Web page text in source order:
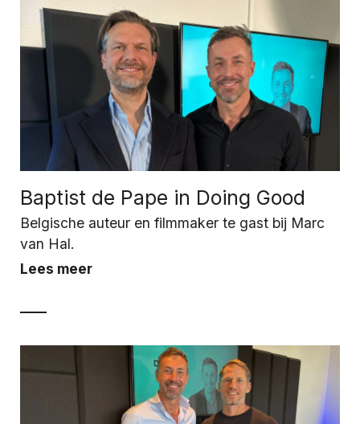
Baptist de Pape in Doing Good
Belgische auteur en filmmaker te gast bij Marc
van Hal.
Lees meer